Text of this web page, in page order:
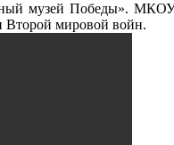
музей Победы».
Второй мировой войн.